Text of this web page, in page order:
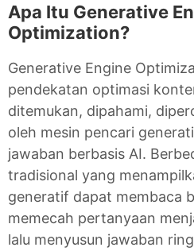
Apa Itu Generative
Optimization?
Generative Engine
pendekatan optimasi
ditemukan, dipahami,
oleh mesin pencari
jawaban berbasis AI.
tradisional yang
generatif dapat membaca
memecah pertanyaan
lalu menyusun jawaban